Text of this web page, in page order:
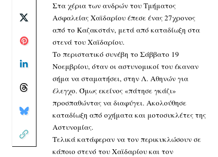
Στα χέρια των ανδρών του Τμήματος
Ασφαλείας Χαϊδαρίου έπεσε ένας 27χρονος
από το Καζακστάν, μετά από καταδίωξη στα
στενά του Χαϊδαρίου.
Το περιστατικό συνέβη το Σάββατο 19
Νοεμβρίου, όταν οι αστυνομικοί του έκαναν
σήμα να σταματήσει, στην Λ. Αθηνών για
έλεγχο. Όμως εκείνος «πάτησε γκάζι»
προσπαθώντας να διαφύγει. Ακολούθησε
καταδίωξη από οχήματα και μοτοσυκλέτες της
Αστυνομίας.
Τελικά κατάφεραν να τον περικυκλώσουν σε
κάποιο στενό του Χαϊδαρίου και τον